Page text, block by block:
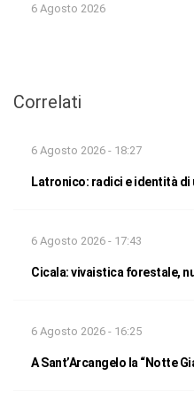
6 Agosto 2026
Correlati
6 Agosto 2026 - 18:27
Latronico: radici e identità di
6 Agosto 2026 - 17:43
Cicala: vivaistica forestale,
6 Agosto 2026 - 16:25
A Sant’Arcangelo la “Notte